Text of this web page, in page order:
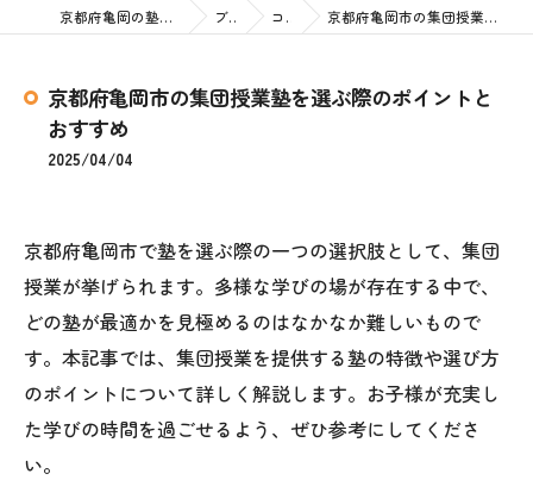
京都府亀岡の塾ならアーネスト進学塾 ブログ コラム 京都府亀岡市の集団授業塾を選ぶ際のポイントとおすすめ
京都府亀岡市の集団授業塾を選ぶ際のポイントと
おすすめ
2025/04/04
京都府亀岡市で塾を選ぶ際の一つの選択肢として、集団
授業が挙げられます。多様な学びの場が存在する中で、
どの塾が最適かを見極めるのはなかなか難しいもので
す。本記事では、集団授業を提供する塾の特徴や選び方
のポイントについて詳しく解説します。お子様が充実し
た学びの時間を過ごせるよう、ぜひ参考にしてくださ
い。